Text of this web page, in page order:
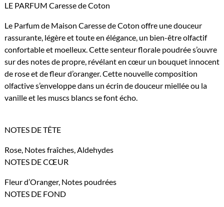
LE PARFUM Caresse de Coton
Le Parfum de Maison Caresse de Coton offre une douceur
rassurante, légère et toute en élégance, un bien-être olfactif
confortable et moelleux. Cette senteur florale poudrée s’ouvre
sur des notes de propre, révélant en cœur un bouquet innocent
de rose et de fleur d’oranger. Cette nouvelle composition
olfactive s’enveloppe dans un écrin de douceur miellée ou la
vanille et les muscs blancs se font écho.
NOTES DE TÊTE
Rose, Notes fraîches, Aldehydes
NOTES DE CŒUR
Fleur d’Oranger, Notes poudrées
NOTES DE FOND